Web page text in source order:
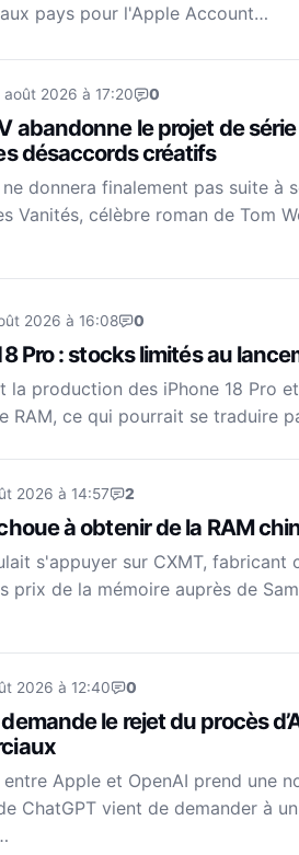
pays pour l'Apple Account…
août 2026 à 17:20 0
abandonne le projet de
désaccords créatifs
donnera finalement pas suite
Vanités, célèbre roman de Tom
2026 à 16:08 0
Pro : stocks limités au
la production des iPhone 18 Pro
RAM, ce qui pourrait se traduire
2026 à 14:57 2
à obtenir de la RAM
s'appuyer sur CXMT, fabricant
prix de la mémoire auprès de
2026 à 12:40 0
le rejet du procès
Apple et OpenAI prend une
ChatGPT vient de demander à